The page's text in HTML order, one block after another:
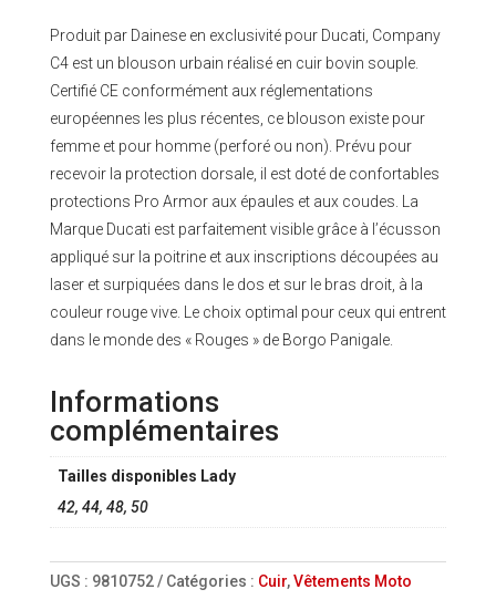
Produit par Dainese en exclusivité pour Ducati, Company
C4 est un blouson urbain réalisé en cuir bovin souple.
Certifié CE conformément aux réglementations
européennes les plus récentes, ce blouson existe pour
femme et pour homme (perforé ou non). Prévu pour
recevoir la protection dorsale, il est doté de confortables
protections Pro Armor aux épaules et aux coudes. La
Marque Ducati est parfaitement visible grâce à l’écusson
appliqué sur la poitrine et aux inscriptions découpées au
laser et surpiquées dans le dos et sur le bras droit, à la
couleur rouge vive. Le choix optimal pour ceux qui entrent
dans le monde des « Rouges » de Borgo Panigale.
Informations
complémentaires
Tailles disponibles Lady
42, 44, 48, 50
UGS : 9810752 Catégories : Cuir,Vêtements Moto